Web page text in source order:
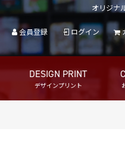
オリジナ
DESIGN PRINT
デザインプリント
会員登録 ログイン